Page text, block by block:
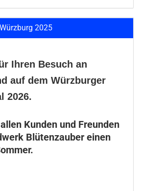
2025
Ihren Besuch an
auf dem Würzburger
2026.
Kunden und Freunden
Blütenzauber einen